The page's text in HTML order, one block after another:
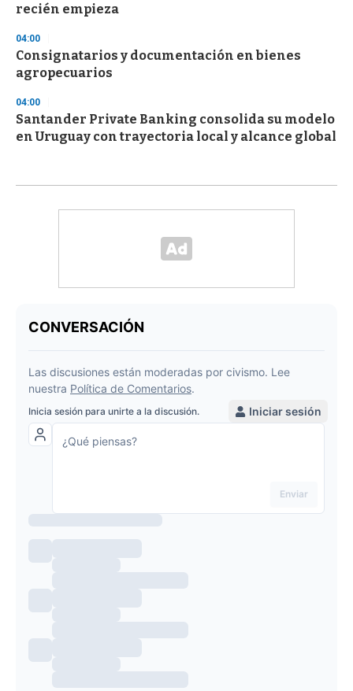
recién empieza
04:00
Consignatarios y documentación en bienes
agropecuarios
04:00
Santander Private Banking consolida su modelo
en Uruguay con trayectoria local y alcance global